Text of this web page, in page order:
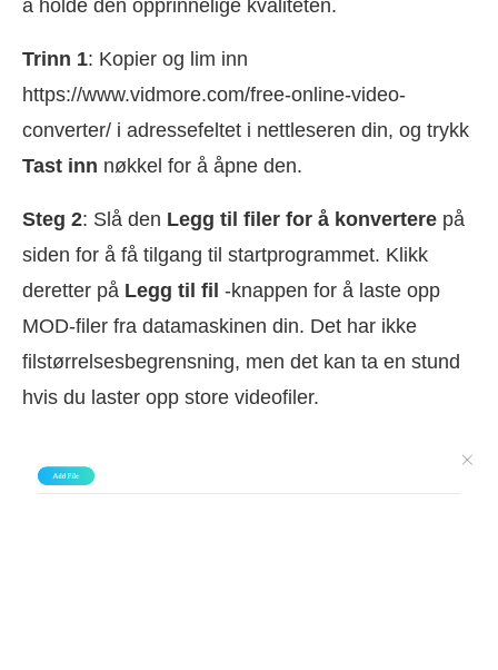
å holde den opprinnelige kvaliteten.
Trinn 1: Kopier og lim inn
https://www.vidmore.com/free-online-video-
converter/ i adressefeltet i nettleseren din, og trykk
Tast inn nøkkel for å åpne den.
Steg 2: Slå den Legg til filer for å konvertere på
siden for å få tilgang til startprogrammet. Klikk
deretter på Legg til fil -knappen for å laste opp
MOD-filer fra datamaskinen din. Det har ikke
filstørrelsesbegrensning, men det kan ta en stund
hvis du laster opp store videofiler.